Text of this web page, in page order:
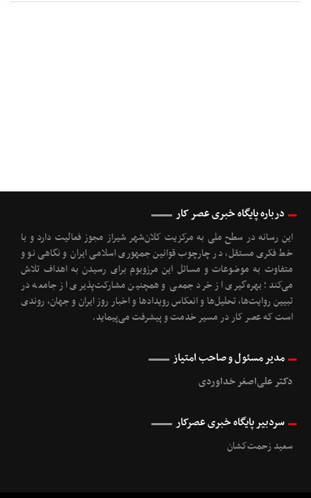
درباره پایگاه خبری عصر کار
این رسانه در سطح ملی به مرکزیت کلان‌شهر شیراز مجوز فعالیت دارد و با
خط فکری مستقل، در چارچوب قوانین جمهوری اسلامی ایران و نگاهی نو و
متفاوت به موضوعات ‌و مسائل این مرزوبوم برای رسیدن به اهداف تلاش
می‌کند؛ بهره‌گیری از خرد جمعی و همچنین مشارکت‌پذیری از جامعه در
تبیین روایت‌ها، تحلیل‌ها و انعکاس رویدادها و اخبار روز ایران و جهان، روندی
است که عصر کار در مسیر خدمت و پیشرفت می‌پیماید.
مدیر مسئول و صاحب امتیاز
دکتر علی‌اصغر خداوردی
سردبیر پایگاه خبری عصرکار
سعید زحمت‌کشان